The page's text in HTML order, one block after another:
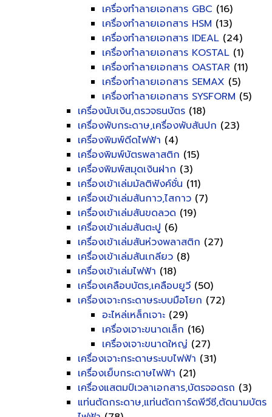
เครื่องทำลายเอกสาร GBC (16)
เครื่องทำลายเอกสาร HSM (13)
เครื่องทำลายเอกสาร IDEAL (24)
เครื่องทำลายเอกสาร KOSTAL (1)
เครื่องทำลายเอกสาร OASTAR (11)
เครื่องทำลายเอกสาร SEMAX (5)
เครื่องทำลายเอกสาร SYSFORM (5)
เครื่องนับเงิน,ตรวจธนบัตร (18)
เครื่องพับกระดาษ,เครื่องพับสันปก (23)
เครื่องพิมพ์ดีดไฟฟ้า (4)
เครื่องพิมพ์บัตรพลาสติก (15)
เครื่องพิมพ์สมุดเงินฝาก (3)
เครื่องเข้าเล่มมัลติฟังค์ชั่น (11)
เครื่องเข้าเล่มสันกาว,ไสกาว (7)
เครื่องเข้าเล่มสันขดลวด (19)
เครื่องเข้าเล่มสันตะปู (6)
เครื่องเข้าเล่มสันห่วงพลาสติก (27)
เครื่องเข้าเล่มสันเกลียว (8)
เครื่องเข้าเล่มไฟฟ้า (18)
เครื่องเคลือบบัตร,เคลือบยูวี (50)
เครื่องเจาะกระดาษระบบมือโยก (72)
อะไหล่เหล็กเจาะ (29)
เครื่องเจาะขนาดเล็ก (16)
เครื่องเจาะขนาดใหญ่ (27)
เครื่องเจาะกระดาษระบบไฟฟ้า (31)
เครื่องเย็บกระดาษไฟฟ้า (21)
เครื่องแสตมป์เวลาเอกสาร,บัตรจอดรถ (3)
แท่นตัดกระดาษ,แท่นตัดการ์ดพีวีซี,ตัดนามบัตร